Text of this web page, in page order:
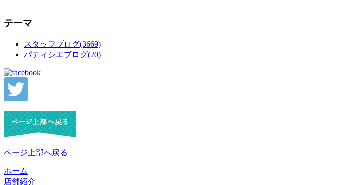
テーマ
スタッフブログ(3669)
パティシエブログ(20)
ページ上部へ戻る
ホーム
店舗紹介